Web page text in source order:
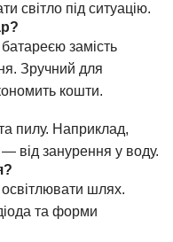
світло під ситуацію.
замість
Зручний для
кошти.
пилу. Наприклад,
від занурення у воду.
шлях.
та форми